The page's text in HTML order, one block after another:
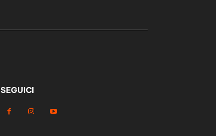
SEGUICI